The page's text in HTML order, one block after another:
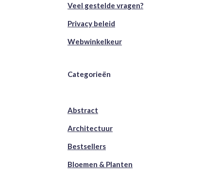
Veel gestelde vragen?
Privacy beleid
Webwinkelkeur
Categorieën
Abstract
Architectuur
Bestsellers
Bloemen & Planten